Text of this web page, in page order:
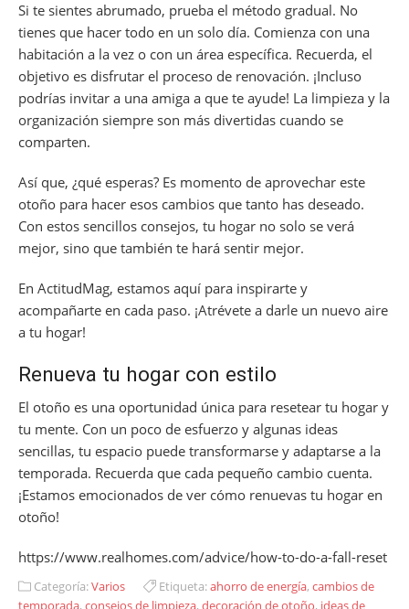
Si te sientes abrumado, prueba el método gradual. No
tienes que hacer todo en un solo día. Comienza con una
habitación a la vez o con un área específica. Recuerda, el
objetivo es disfrutar el proceso de renovación. ¡Incluso
podrías invitar a una amiga a que te ayude! La limpieza y la
organización siempre son más divertidas cuando se
comparten.
Así que, ¿qué esperas? Es momento de aprovechar este
otoño para hacer esos cambios que tanto has deseado.
Con estos sencillos consejos, tu hogar no solo se verá
mejor, sino que también te hará sentir mejor.
En ActitudMag, estamos aquí para inspirarte y
acompañarte en cada paso. ¡Atrévete a darle un nuevo aire
a tu hogar!
Renueva tu hogar con estilo
El otoño es una oportunidad única para resetear tu hogar y
tu mente. Con un poco de esfuerzo y algunas ideas
sencillas, tu espacio puede transformarse y adaptarse a la
temporada. Recuerda que cada pequeño cambio cuenta.
¡Estamos emocionados de ver cómo renuevas tu hogar en
otoño!
https://www.realhomes.com/advice/how-to-do-a-fall-reset
Categoría:Varios Etiqueta:ahorro de energía, cambios de
temporada, consejos de limpieza, decoración de otoño, ideas de